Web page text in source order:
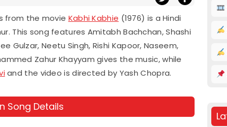
from the movie Kabhi Kabhie (1976) is a Hindi
This song features Amitabh Bachchan, Shashi
Gulzar, Neetu Singh, Rishi Kapoor, Naseem,
Zahur Khayyam gives the music, while
and the video is directed by Yash Chopra.
Song Details